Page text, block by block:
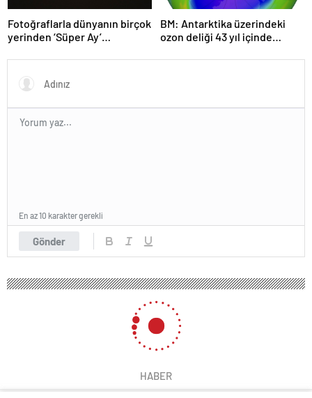
Fotoğraflarla dünyanın birçok
yerinden ‘Süper Ay’
BM: Antarktika üzerindeki
ozon deliği 43 yıl içinde
Gönder
En az 10 karakter gerekli
HABER